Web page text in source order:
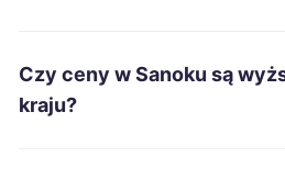
Chełm
Czy ceny w Sanoku są
kraju?